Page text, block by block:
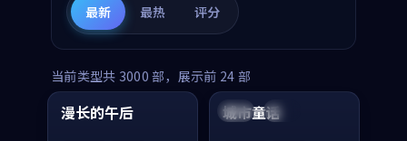
最新 最热 评分
当前类型共 3000 部，展示前 24 部
中国 高分
99:16
漫长的午后 美国 院线
城市童话